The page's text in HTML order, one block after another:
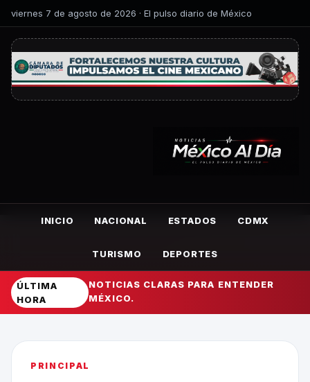
viernes 7 de agosto de 2026 · El pulso diario de México
INICIO NACIONAL ESTADOS CDMX
TURISMO DEPORTES
ÚLTIMA
HORA
NOTICIAS CLARAS PARA ENTENDER
MÉXICO.
PRINCIPAL